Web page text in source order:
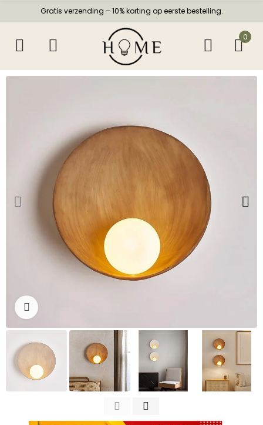
Gratis verzending – 10% korting op eerste bestelling.
0